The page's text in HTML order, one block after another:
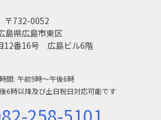
〒732-0052
島県広島市東区
12番16号 広島ビル6階
間: 午前9時～午後6時
6時以降及び土日祝日対応可能です